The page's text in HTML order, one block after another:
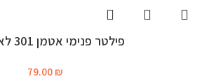
פילטר פנימי אטמן 301 לאקווריום
79.00 ₪